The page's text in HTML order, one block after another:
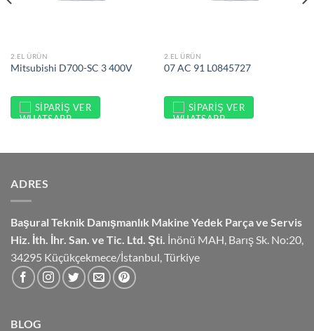
2.EL ÜRÜN
Mitsubishi D700-SC 3 400V
SIPARIŞ VER
2.EL ÜRÜN
07 AC 91 L0845727
SIPARIŞ VER
ADRES
Başural Teknik Danışmanlık Makine Yedek Parça ve Servis
Hiz. İth. İhr. San. ve Tic. Ltd. Şti. İnönü MAH, Barış Sk. No:20,
34295 Küçükçekmece/İstanbul, Türkiye
BLOG